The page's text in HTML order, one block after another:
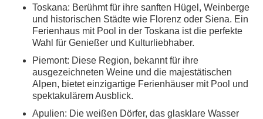
Toskana: Berühmt für ihre sanften Hügel, Weinberge
und historischen Städte wie Florenz oder Siena. Ein
Ferienhaus mit Pool in der Toskana ist die perfekte
Wahl für Genießer und Kulturliebhaber.
Piemont: Diese Region, bekannt für ihre
ausgezeichneten Weine und die majestätischen
Alpen, bietet einzigartige Ferienhäuser mit Pool und
spektakulärem Ausblick.
Apulien: Die weißen Dörfer, das glasklare Wasser